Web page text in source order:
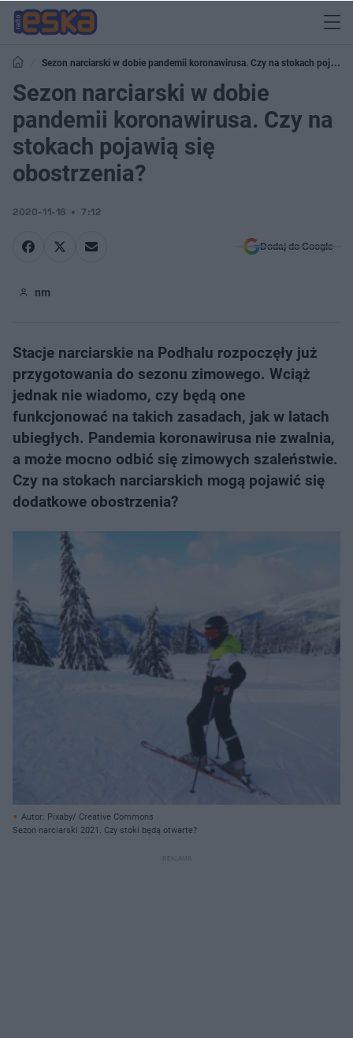
Sezon narciarski w dobie pandemii koronawirusa. Czy na stokach pojawią
się obostrzenia?
Sezon narciarski w dobie
pandemii koronawirusa. Czy na
stokach pojawią się
obostrzenia?
2020-11-16 7:12
Dodaj do Google
nm
Stacje narciarskie na Podhalu rozpoczęły już
przygotowania do sezonu zimowego. Wciąż
jednak nie wiadomo, czy będą one
funkcjonować na takich zasadach, jak w latach
ubiegłych. Pandemia koronawirusa nie zwalnia,
a może mocno odbić się zimowych szaleństwie.
Czy na stokach narciarskich mogą pojawić się
dodatkowe obostrzenia?
Autor: Pixaby/ Creative Commons
Sezon narciarski 2021. Czy stoki będą otwarte?